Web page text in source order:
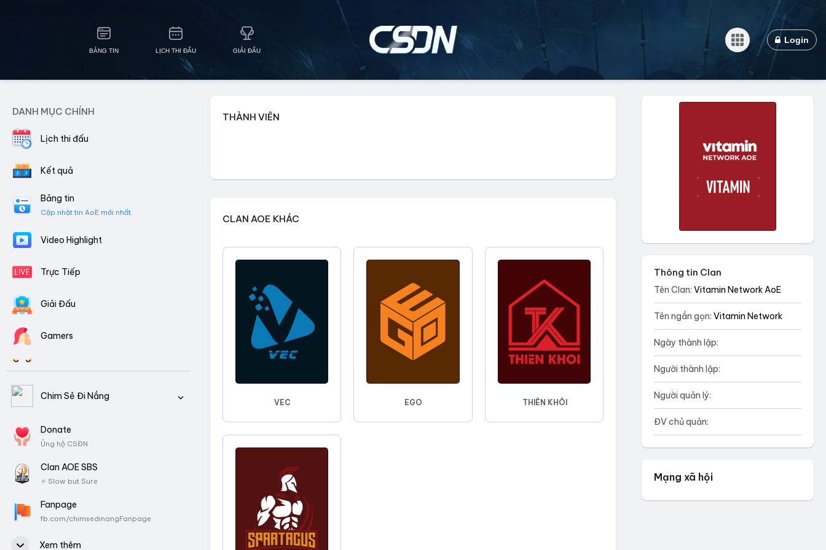
BẢNG TIN LỊCH THI ĐẤU GIẢI ĐẤU
Login
DANH MỤC CHÍNH
Lịch thi đấu
Kết quả
Bảng tin
Cập nhật tin AoE mới nhất
Video Highlight
Trực Tiếp
Giải Đấu
Gamers
Video Tổng Hợp
Download Game
Chim Sẻ Đi Nắng
Tiểu sử, Thành tích
Donate
Ủng hộ CSĐN
Clan AOE SBS
✧ Slow but Sure
Fanpage
fb.com/chimsedinangFanpage
Nhóm
THÀNH VIÊN
CLAN AOE KHÁC
VEC EGO THIÊN KHÔI
Thông tin Clan
Tên Clan: Vitamin Network AoE
Tên ngắn gọn: Vitamin Network
Ngày thành lập:
Người thành lập:
Người quản lý:
ĐV chủ quản:
Mạng xã hội